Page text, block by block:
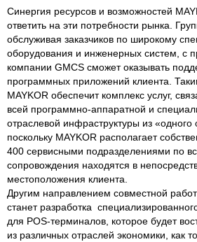
Синергия ресурсов и возможностей
ответить на эти потребности рынка.
обслуживая заказчиков по широкому
оборудования и инженерных систем, с
компании GMCS сможет оказывать
программных приложений клиента.
MAYKOR обеспечит комплекс услуг,
всей программно-аппаратной и
отраслевой инфраструктуры из «одного
поскольку MAYKOR располагает
400 сервисными подразделениями по
сопровождения находятся в
местоположения клиента.
Другим направлением совместной
станет разработка
для POS-терминалов, которое будет
из различных отраслей экономики, как